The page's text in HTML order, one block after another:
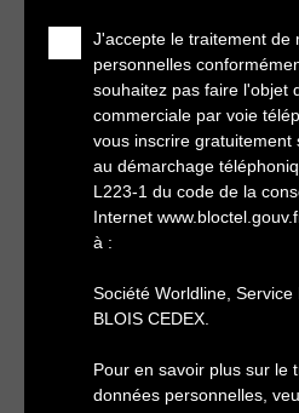
J'accepte le traitement de
personnelles
souhaitez pas faire l'objet
commerciale par voie
vous inscrire gratuitement
au démarchage
L223-1 du code de la
Internet
à :
Société Worldline,
BLOIS CEDEX.
Pour en savoir plus sur le
données personnelles,